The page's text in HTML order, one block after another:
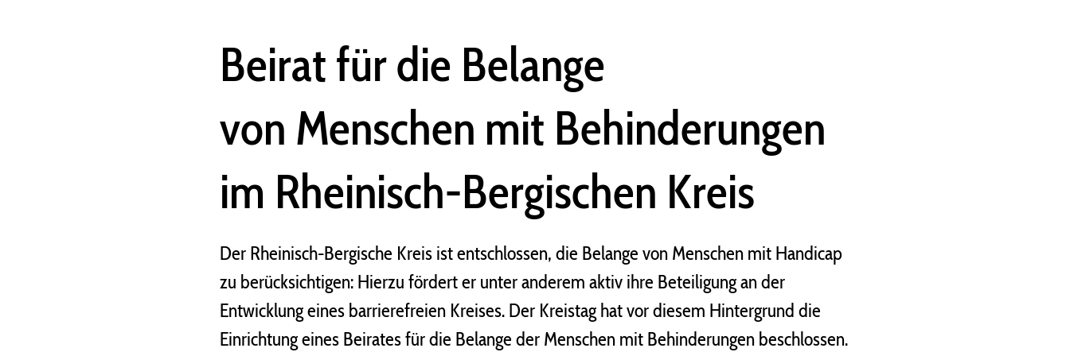
Beirat für die Belange
von Menschen mit Behinderungen
im Rheinisch-Bergischen Kreis
Der Rheinisch-Bergische Kreis ist entschlossen, die Belange von Menschen mit Handicap
zu berücksichtigen: Hierzu fördert er unter anderem aktiv ihre Beteiligung an der
Entwicklung eines barrierefreien Kreises. Der Kreistag hat vor diesem Hintergrund die
Einrichtung eines Beirates für die Belange der Menschen mit Behinderungen beschlossen.